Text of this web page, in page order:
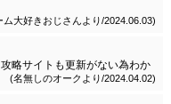
ました。
ム大好きおじさんより/2024.06.03)
略サイトも更新がない為わか
う。
(名無しのオークより/2024.04.02)